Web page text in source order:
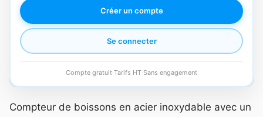
Créer un compte
Se connecter
Compte gratuit·Tarifs HT·Sans engagement
Compteur de boissons en acier inoxydable avec un